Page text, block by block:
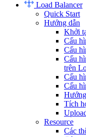
Load Balancer
Quick Start
Hướng dẫn
Khởi
Cấu
Cấu
Cấu
trên
Cấu
Cấu
Tích
Resource
Các